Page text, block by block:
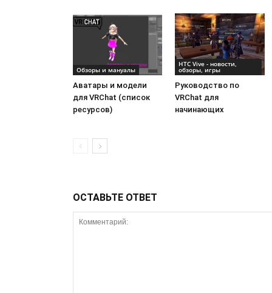
Обзоры и мануалы
Аватары и модели
для VRChat (список
ресурсов)
HTC Vive - новости,
обзоры, игры
Руководство по
VRChat для
начинающих
ОСТАВЬТЕ ОТВЕТ